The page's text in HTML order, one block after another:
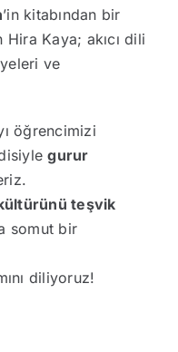
’in kitabından bir
Kaya; akıcı dili
ve
öğrencimizi
gurur
teşvik
somut bir
diliyoruz!